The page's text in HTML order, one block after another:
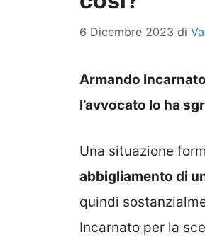
6 Dicembre 2023 di
Armando
l’avvocato lo ha
Una situazione
abbigliamento di
quindi
Incarnato per la